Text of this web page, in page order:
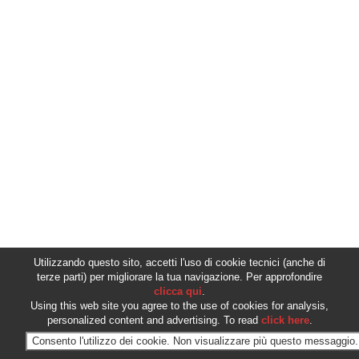
Utilizzando questo sito, accetti l'uso di cookie tecnici (anche di
terze parti) per migliorare la tua navigazione. Per approfondire
clicca qui.
Using this web site you agree to the use of cookies for analysis,
personalized content and advertising. To read click here.